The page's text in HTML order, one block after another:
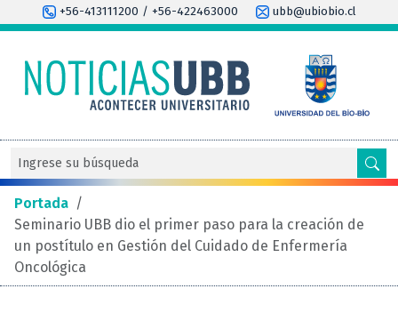
+56-413111200 / +56-422463000 ubb@ubiobio.cl
Portada /
Seminario UBB dio el primer paso para la creación de
un postítulo en Gestión del Cuidado de Enfermería
Oncológica